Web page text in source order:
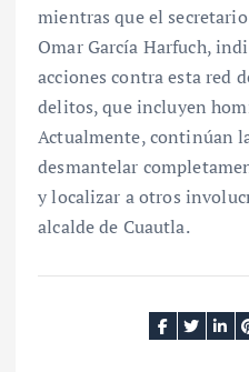
mientras que el
Omar García Harfuch,
acciones contra esta red
delitos, que incluyen
Actualmente, continúan
desmantelar
y localizar a otros
alcalde de Cuautla.